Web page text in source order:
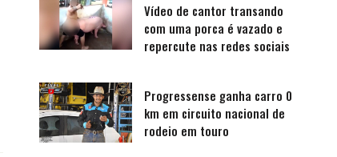
Vídeo de cantor transando
com uma porca é vazado e
repercute nas redes sociais
Progressense ganha carro 0
km em circuito nacional de
rodeio em touro